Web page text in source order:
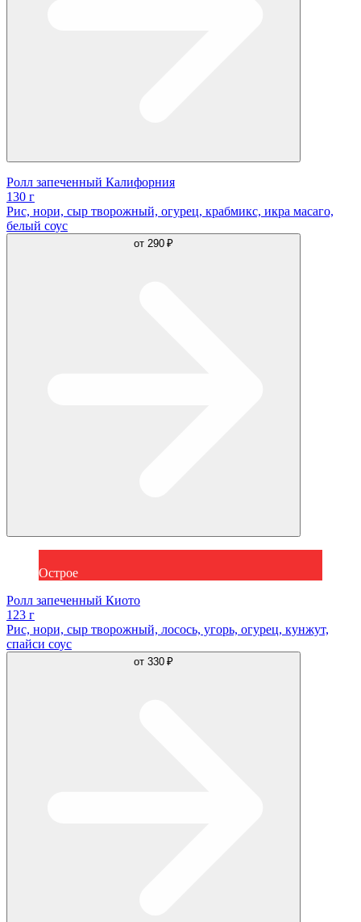
Ролл запеченный Калифорния
130 г
Рис, нори, сыр творожный, огурец, крабмикс, икра масаго,
белый соус
от 290 ₽
Острое
Ролл запеченный Киото
123 г
Рис, нори, сыр творожный, лосось, угорь, огурец, кунжут,
спайси соус
от 330 ₽